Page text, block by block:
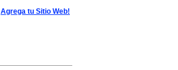
Agrega tu Sitio Web!